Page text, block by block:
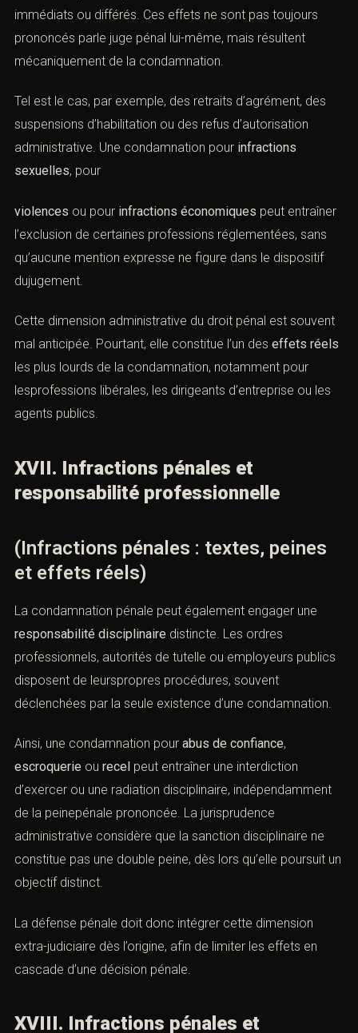
immédiats ou différés. Ces effets ne sont pas toujours
prononcés parle juge pénal lui-même, mais résultent
mécaniquement de la condamnation.
Tel est le cas, par exemple, des retraits d’agrément, des
suspensions d’habilitation ou des refus d’autorisation
administrative. Une condamnation pour infractions
sexuelles, pour
violences ou pour infractions économiques peut entraîner
l’exclusion de certaines professions réglementées, sans
qu’aucune mention expresse ne figure dans le dispositif
dujugement.
Cette dimension administrative du droit pénal est souvent
mal anticipée. Pourtant, elle constitue l’un des effets réels
les plus lourds de la condamnation, notamment pour
lesprofessions libérales, les dirigeants d’entreprise ou les
agents publics.
XVII. Infractions pénales et
responsabilité professionnelle
(Infractions pénales : textes, peines
et effets réels)
La condamnation pénale peut également engager une
responsabilité disciplinaire distincte. Les ordres
professionnels, autorités de tutelle ou employeurs publics
disposent de leurspropres procédures, souvent
déclenchées par la seule existence d’une condamnation.
Ainsi, une condamnation pour abus de confiance,
escroquerie ou recel peut entraîner une interdiction
d’exercer ou une radiation disciplinaire, indépendamment
de la peinepénale prononcée. La jurisprudence
administrative considère que la sanction disciplinaire ne
constitue pas une double peine, dès lors qu’elle poursuit un
objectif distinct.
La défense pénale doit donc intégrer cette dimension
extra-judiciaire dès l’origine, afin de limiter les effets en
cascade d’une décision pénale.
XVIII. Infractions pénales et